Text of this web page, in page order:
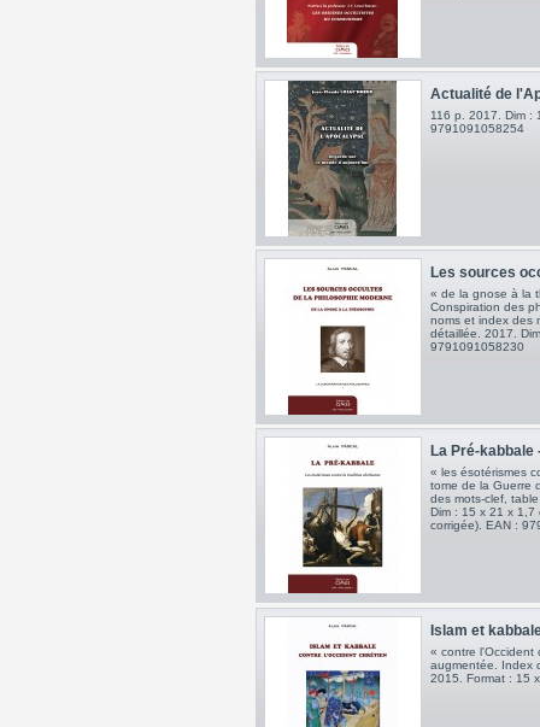
Actualité de
116 p. 2017. Dim :
9791091058254
Les sources
« de la gnose à la
Conspiration des
noms et index des
détaillée. 2017.
9791091058230
La Pré-kabbale
« les ésotérismes
tome de la Guerre
des mots-clef,
Dim : 15 x 21 x 1,7
corrigée). EAN :
Islam et
« contre l'Occident
augmentée. Index
2015. Format : 15